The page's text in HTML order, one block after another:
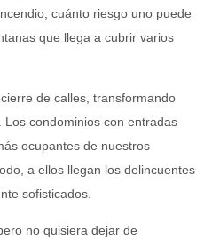
cuánto riesgo uno puede
que llega a cubrir varios
de calles, transformando
condominios con entradas
ocupantes de nuestros
a ellos llegan los delincuentes
sofisticados.
no quisiera dejar de